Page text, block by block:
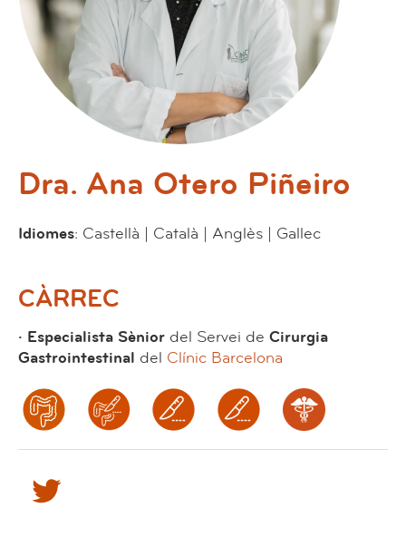
Dra. Ana Otero Piñeiro
Idiomes: Castellà | Català | Anglès | Gallec
CÀRREC
· Especialista Sènior del Servei de Cirurgia
Gastrointestinal del Clínic Barcelona